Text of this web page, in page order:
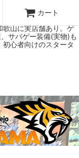
ョップです！ ウォー
ドゲームもメジャーど
歌山に実店舗あり。ゲ
サバゲー装備(実物)も
心者向けのスタータ
カート